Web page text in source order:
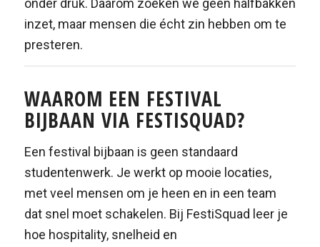
inzet, maar mensen die écht zin hebben om te
presteren.
WAAROM EEN FESTIVAL
BIJBAAN VIA FESTISQUAD?
Een festival bijbaan is geen standaard
studentenwerk. Je werkt op mooie locaties,
met veel mensen om je heen en in een team
dat snel moet schakelen. Bij FestiSquad leer je
hoe hospitality, snelheid en